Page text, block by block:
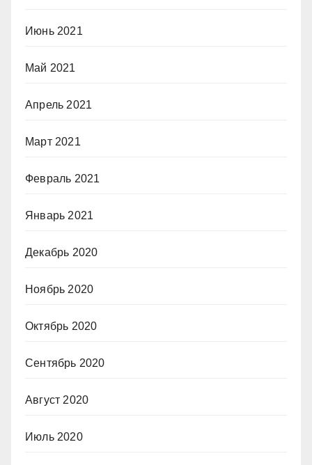
Июнь 2021
Май 2021
Апрель 2021
Март 2021
Февраль 2021
Январь 2021
Декабрь 2020
Ноябрь 2020
Октябрь 2020
Сентябрь 2020
Август 2020
Июль 2020